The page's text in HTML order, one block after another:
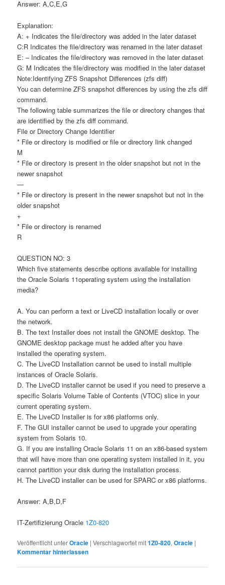
Answer: A,C,E,G
Explanation:
A: + Indicates the file/directory was added in the later dataset
C:R Indicates the file/directory was renamed in the later dataset
E: – Indicates the file/directory was removed in the later dataset
G: M Indicates the file/directory was modified in the later dataset
Note:Identifying ZFS Snapshot Differences (zfs diff)
You can determine ZFS snapshot differences by using the zfs diff
command.
The following table summarizes the file or directory changes that
are identified by the zfs diff command.
File or Directory Change Identifier
* File or directory is modified or file or directory link changed
M
* File or directory is present in the older snapshot but not in the
newer snapshot
—
* File or directory is present in the newer snapshot but not in the
older snapshot
+
* File or directory is renamed
R
QUESTION NO: 3
Which five statements describe options available for installing
the Oracle Solaris 11operating system using the installation
media?
A. You can perform a text or LiveCD installation locally or over
the network.
B. The text Installer does not install the GNOME desktop. The
GNOME desktop package must he added after you have
installed the operating system.
C. The LiveCD Installation cannot be used to install multiple
instances of Oracle Solaris.
D. The LiveCD installer cannot be used if you need to preserve a
specific Solaris Volume Table of Contents (VTOC) slice in your
current operating system.
E. The LiveCD Installer is for x86 platforms only.
F. The GUI installer cannot be used to upgrade your operating
system from Solaris 10.
G. If you are installing Oracle Solaris 11 on an x86-based system
that will have more than one operating system installed in it, you
cannot partition your disk during the installation process.
H. The LiveCD installer can be used for SPARC or x86 platforms.
Answer: A,B,D,F
IT-Zertifizierung Oracle 1Z0-820
Veröffentlicht unterOracle |Verschlagwortet mit1Z0-820,Oracle |
Kommentar hinterlassen